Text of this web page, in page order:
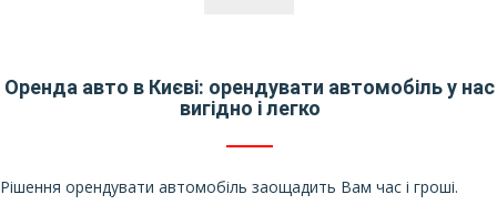
Оренда авто в Києві: орендувати автомобіль у нас
вигідно і легко
Рішення орендувати автомобіль заощадить Вам час і гроші.